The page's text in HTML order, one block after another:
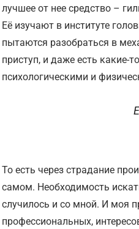
лучшее от нее средство –
Её изучают в институте
пытаются разобраться в
приступ, и даже есть какие-
психологическими и
То есть через страдание
самом. Необходимость
случилось и со мной. И моя
профессиональных,